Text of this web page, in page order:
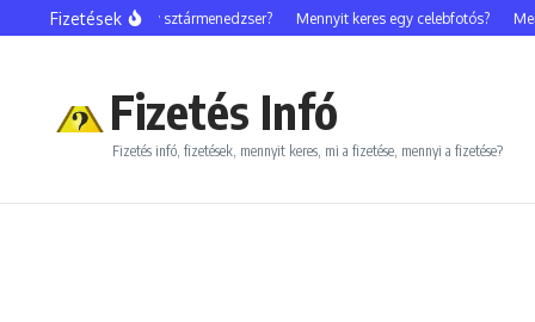
Ugrás a tartalomhoz
Fizetések
Mennyit keres egy sztármenedzser? Mennyit keres egy celebfotós?
Fizetés Infó
Fizetés infó, fizetések, mennyit keres, mi a fizetése, mennyi a fizetése?